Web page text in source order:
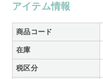
アイテム情報
商品コード
在庫
税区分